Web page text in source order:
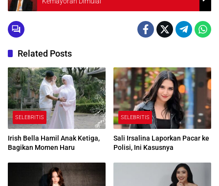
Related Posts
SELEBRITIS
Irish Bella Hamil Anak Ketiga,
Bagikan Momen Haru
SELEBRITIS
Sali Irsalina Laporkan Pacar ke
Polisi, Ini Kasusnya